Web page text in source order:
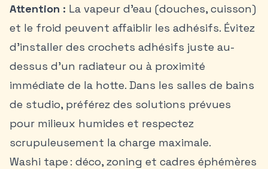
Attention : La vapeur d’eau (douches, cuisson)
et le froid peuvent affaiblir les adhésifs. Évitez
d’installer des crochets adhésifs juste au-
dessus d’un radiateur ou à proximité
immédiate de la hotte. Dans les salles de bains
de studio, préférez des solutions prévues
pour milieux humides et respectez
scrupuleusement la charge maximale.
Washi tape : déco, zoning et cadres éphémères